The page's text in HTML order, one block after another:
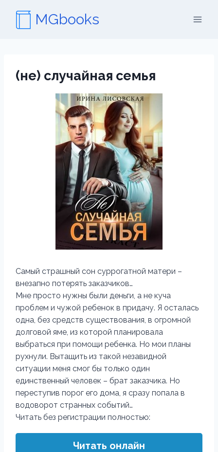
содержимому
MGbooks
(не) случайная семья
Самый страшный сон суррогатной матери –
внезапно потерять заказчиков…
Мне просто нужны были деньги, а не куча
проблем и чужой ребенок в придачу. Я осталась
одна, без средств существования, в огромной
долговой яме, из которой планировала
выбраться при помощи ребенка. Но мои планы
рухнули. Вытащить из такой незавидной
ситуации меня смог бы только один
единственный человек – брат заказчика. Но
переступив порог его дома, я сразу попала в
водоворот странных событий…
Читать без регистрации полностью:
Читать онлайн